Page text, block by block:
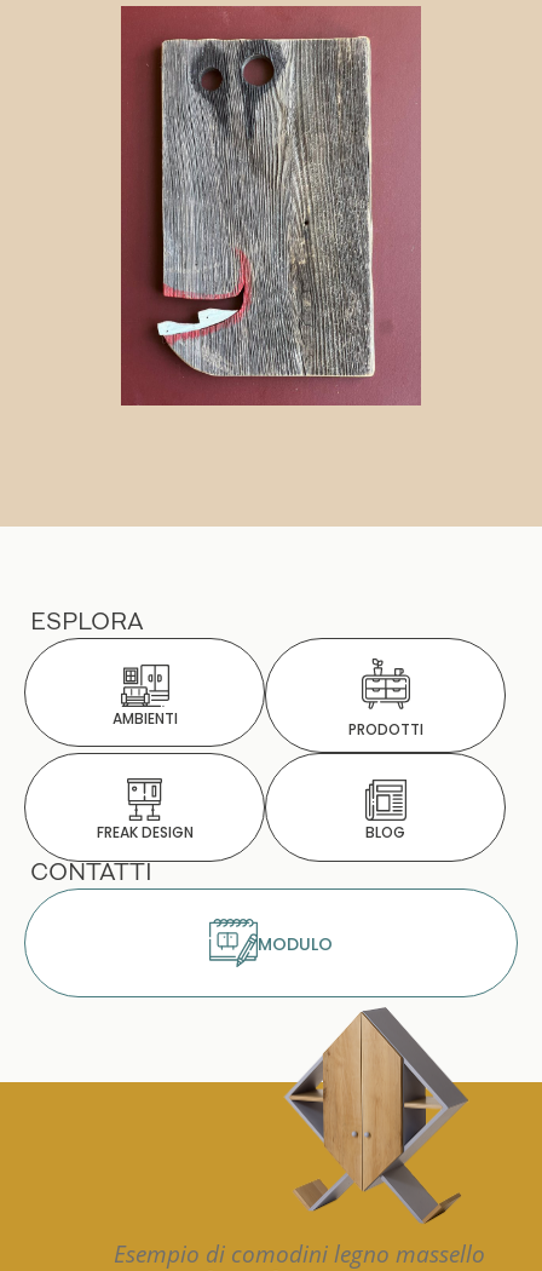
ESPLORA
AMBIENTI
PRODOTTI
FREAK DESIGN BLOG
CONTATTI
MODULO
Esempio di comodini legno massello